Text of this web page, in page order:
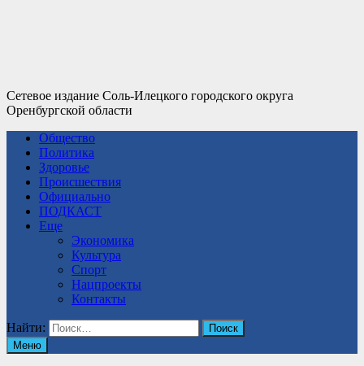
Сетевое издание Соль-Илецкого городского округа
Оренбургской области
Общество
Политика
Здоровье
Происшествия
Официально
ПОДКАСТ
Еще
Экономика
Культура
Спорт
Нацпроекты
Контакты
Найти:
Меню